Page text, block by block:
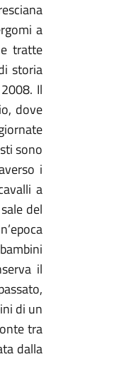
a
tratte
storia
Il
dove
sono
i
a
del
il
di un
tra
dalla